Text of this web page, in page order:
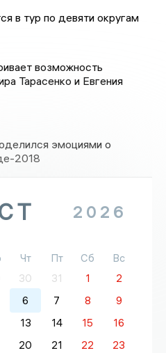
в тур по девяти округам
возможность
Тарасенко и Евгения
эмоциями о
2018
2026
Чт Пт Сб
Вс
30 31 1
2
6 7 8
9
13 14 15
16
20 21 22
23